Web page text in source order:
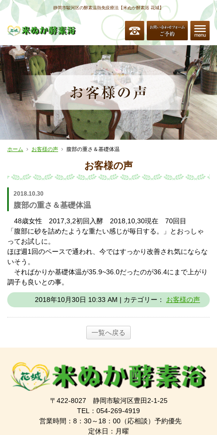
静岡市駿河区の酵素温熱免疫療法【米ぬか酵素浴 花城】
ホーム お客様の声 腹部の重さ＆基礎体温
お客様の声
2018.10.30
腹部の重さ＆基礎体温
48歳女性 2017,3,2初回入酵 2018,10,30現在 70回目
「腹部に砂を詰めたような重たい感じが毎日する。」とおっしゃ
ってお試しに。
ほぼ週1回のペースで通われ、今ではすっかり改善され気にならな
いそう。
そればかりか基礎体温が35.9~36.0だったのが36.4にまで上がり
調子も良いとの事。
2018年10月30日 10:33 AM | カテゴリー： お客様の声
一覧へ戻る
〒422-8027 静岡市駿河区豊田2-1-25
TEL：054-269-4919
営業時間：8：30～18：00（応相談）予約優先
定休日：月曜